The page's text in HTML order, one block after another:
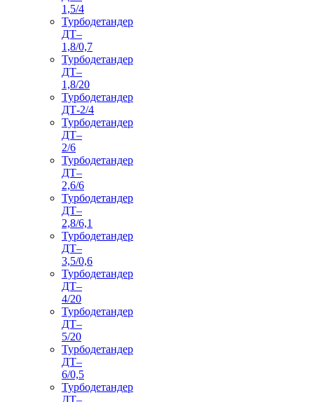
1,5/4
Турбодетандер
ДТ–
1,8/0,7
Турбодетандер
ДТ–
1,8/20
Турбодетандер
ДТ-2/4
Турбодетандер
ДТ–
2/6
Турбодетандер
ДТ–
2,6/6
Турбодетандер
ДТ–
2,8/6,1
Турбодетандер
ДТ–
3,5/0,6
Турбодетандер
ДТ–
4/20
Турбодетандер
ДТ–
5/20
Турбодетандер
ДТ–
6/0,5
Турбодетандер